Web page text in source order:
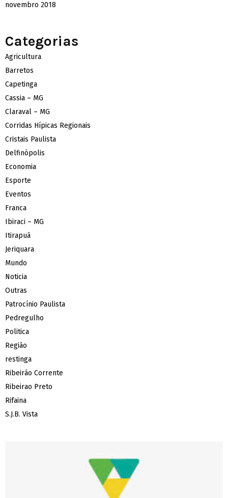
novembro 2018
Categorias
Agricultura
Barretos
Capetinga
Cassia – MG
Claraval – MG
Corridas Hípicas Regionais
Cristais Paulista
Delfinópolis
Economia
Esporte
Eventos
Franca
Ibiraci – MG
Itirapuã
Jeriquara
Mundo
Noticia
Outras
Patrocínio Paulista
Pedregulho
Politica
Região
restinga
Ribeirão Corrente
Ribeirao Preto
Rifaina
S.J.B. Vista